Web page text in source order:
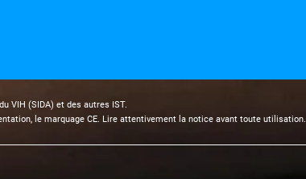
VIH (SIDA) et des autres IST.
le marquage CE. Lire attentivement la notice avant toute utilisation.